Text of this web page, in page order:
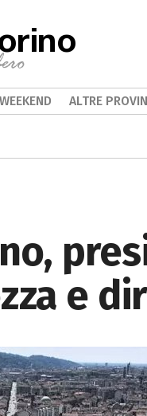
e
WEEKEND ALTRE